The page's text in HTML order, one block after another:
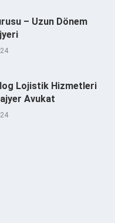
– Uzun Dönem
Lojistik Hizmetleri
Avukat